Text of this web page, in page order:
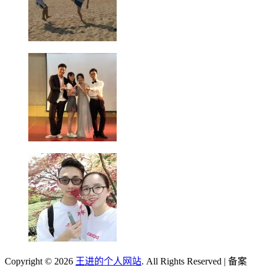
Copyright © 2026 王进的个人网站. All Rights Reserved | 备案